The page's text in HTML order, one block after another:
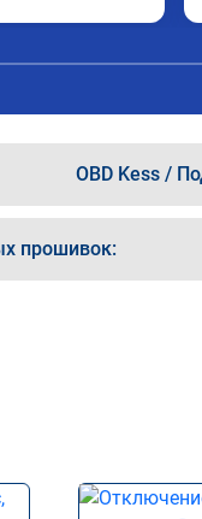
OBD Kess /
прошивок: